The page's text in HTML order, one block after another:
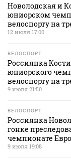
Новолодская и
юниорском
велоспорту на
12 июля 17:00
ВЕЛОСПОРТ
Россиянка
юниорского
велоспорту на
9 июля 21:50
ВЕЛОСПОРТ
Россиянка
гонке
чемпионате
9 июля 19:08